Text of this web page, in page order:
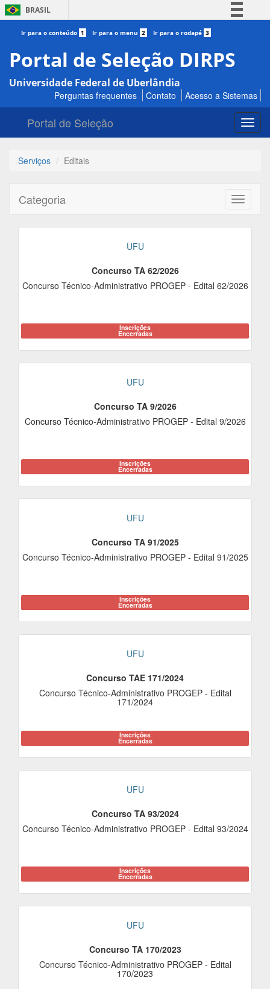
BRASIL
Simplifique!
Participe
Acesso à informação
Legislação
Ir para o conteúdo 1 Ir para o menu 2 Ir para o rodapé 3
Portal de Seleção DIRPS
Universidade Federal de Uberlândia
Perguntas frequentes Contato Acesso a Sistemas
Portal de Seleção
Serviços Editais
Toggle
Categoria
UFU
Concurso TA 62/2026
Concurso Técnico-Administrativo PROGEP - Edital 62/2026
Inscrições
Encerradas
UFU
Concurso TA 9/2026
Concurso Técnico-Administrativo PROGEP - Edital 9/2026
Inscrições
Encerradas
UFU
Concurso TA 91/2025
Concurso Técnico-Administrativo PROGEP - Edital 91/2025
Inscrições
Encerradas
UFU
Concurso TAE 171/2024
Concurso Técnico-Administrativo PROGEP - Edital
171/2024
Inscrições
Encerradas
UFU
Concurso TA 93/2024
Concurso Técnico-Administrativo PROGEP - Edital 93/2024
Inscrições
Encerradas
UFU
Concurso TA 170/2023
Concurso Técnico-Administrativo PROGEP - Edital
170/2023